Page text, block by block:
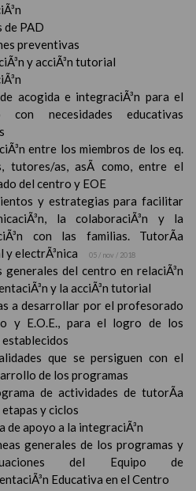
PAD
preventivas
y acciÃ³n tutorial
acogida e integraciÃ³n para el
con necesidades educativas
entre los miembros de los eq.
tutores/as, asÃ­ como, entre el
del centro y EOE
y estrategias para facilitar
la colaboraciÃ³n y la
con las familias. TutorÃ­a
y electrÃ³nica
05 / nov / 2018
generales del centro en relaciÃ³n
y la acciÃ³n tutorial
a desarrollar por el profesorado
y E.O.E., para el logro de los
que se persiguen con el
de los programas
de actividades de tutorÃ­a
y ciclos
de apoyo a la integraciÃ³n
generales de los programas y
del Equipo de
Educativa en el Centro